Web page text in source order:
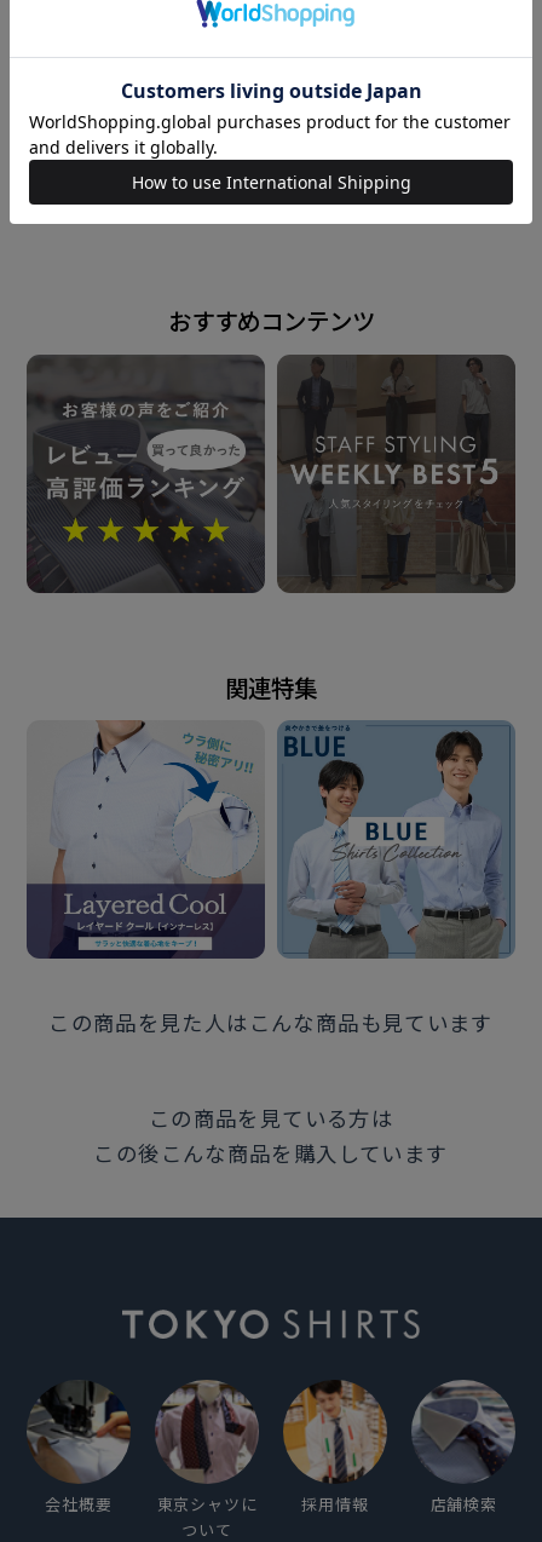
わきパッド：ポリエステル100%
仕様
胸ポケット（左胸）付き（ホームベース型）
背タック・背ダーツなし
注意点
※お洗濯の際は裏地インナーの「引っ掛け」に注意し
て下さい。
洗濯時は前釦の第一釦と中2個と一番下の釦をし、裏地
「引っ掛け」による破れや裾のめくり上がりを予防で
※別布を含む濃色生地は色落ち・移染が発生する場合
があるため、お洗濯時は衣類の組合わせにご注意くだ
さい。
また、プリントネーム部分への直接のアイロンはお避け
ください。
2026年5月21日
この商品に対するお問い合わせ
L
169cm M
160cm
powered by
おすすめコンテンツ
関連特集
この商品を見た人はこんな商品も見ています
この商品を見ている方は
この後こんな商品を購入しています
会社概要
東京シャツに
ついて
採用情報 店舗検索